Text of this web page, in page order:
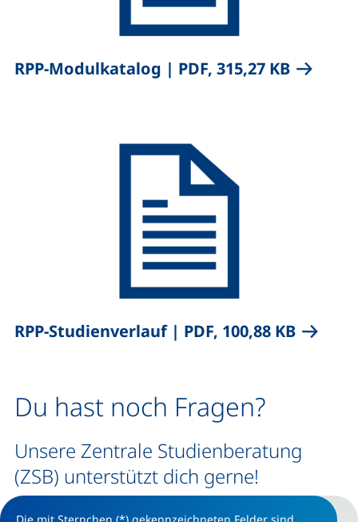
RPP-Modulkatalog | PDF, 315,27 KB(öffnet
RPP-Studienverlauf,| PDF, 100,88 KB(öffnet
Du hast noch Fragen?
Unsere Zentrale Studienberatung
(ZSB) unterstützt dich gerne!